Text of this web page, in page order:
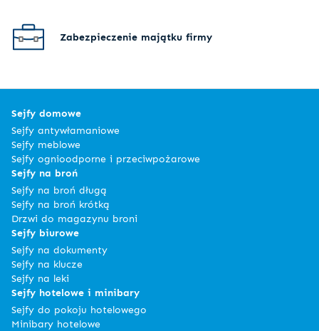
Zabezpieczenie majątku firmy
Sejfy domowe
Sejfy antywłamaniowe
Sejfy meblowe
Sejfy ognioodporne i przeciwpożarowe
Sejfy na broń
Sejfy na broń długą
Sejfy na broń krótką
Drzwi do magazynu broni
Sejfy biurowe
Sejfy na dokumenty
Sejfy na klucze
Sejfy na leki
Sejfy hotelowe i minibary
Sejfy do pokoju hotelowego
Minibary hotelowe